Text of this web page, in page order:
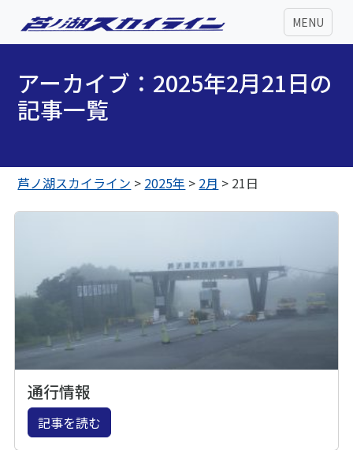
MENU
アーカイブ：2025年2月21日の
記事一覧
芦ノ湖スカイライン > 2025年 > 2月 > 21日
通行情報
記事を読む